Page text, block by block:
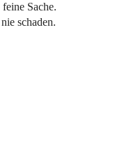
Sache.
schaden.